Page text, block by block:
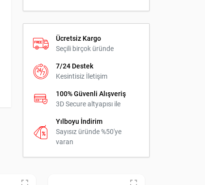
Ücretsiz Kargo
Seçili birçok üründe
7/24 Destek
Kesintisiz İletişim
100% Güvenli Alışveriş
3D Secure altyapısı ile
Yılboyu İndirim
Sayısız üründe %50'ye
varan